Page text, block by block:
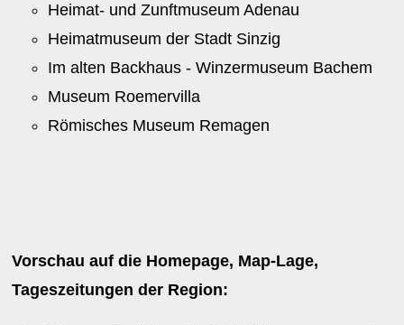
Heimat- und Zunftmuseum Adenau
Heimatmuseum der Stadt Sinzig
Im alten Backhaus - Winzermuseum Bachem
Museum Roemervilla
Römisches Museum Remagen
Vorschau auf die Homepage, Map-Lage,
Tageszeitungen der Region: